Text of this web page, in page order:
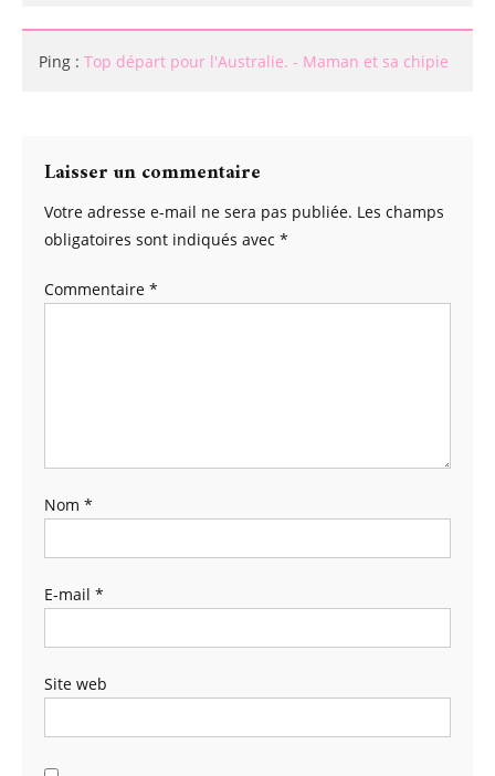
Ping : Top départ pour l'Australie. - Maman et sa chipie
Laisser un commentaire
Votre adresse e-mail ne sera pas publiée. Les champs
obligatoires sont indiqués avec *
Commentaire *
Nom *
E-mail *
Site web